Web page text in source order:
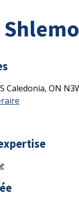
Caledonia, ON